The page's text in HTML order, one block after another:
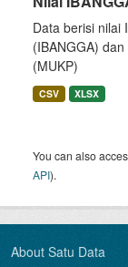
Data berisi nilai
(IBANGGA)
(MUKP)
CSV XLSX
You can also
API).
About Satu Data